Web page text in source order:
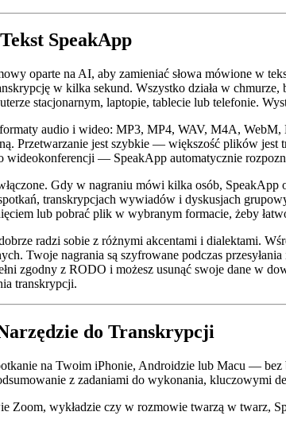
SpeakApp
oparte na AI, aby zamieniać słowa mówione w
w kilka sekund. Wszystko działa w
stacjonarnym, laptopie, tablecie lub telefonie.
formaty audio i wideo: MP3, MP4, WAV, M4A,
Przetwarzanie jest szybkie — większość plików
— SpeakApp automatycznie
Gdy w nagraniu mówi kilka osób,
transkrypcjach wywiadów i dyskusjach
lub pobrać plik w wybranym formacie, żeby
radzi sobie z różnymi akcentami i dialektami.
Twoje nagrania są szyfrowane podczas
zgodny z RODO i możesz usunąć swoje dane w
transkrypcji.
do Transkrypcji
na Twoim iPhonie, Androidzie lub Macu —
z zadaniami do wykonania, kluczowymi
Zoom, wykładzie czy w rozmowie twarzą w twarz,